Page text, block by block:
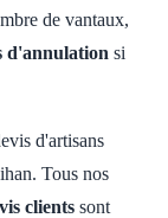
de vantaux,
d'annulation si
d'artisans
Tous nos
clients sont